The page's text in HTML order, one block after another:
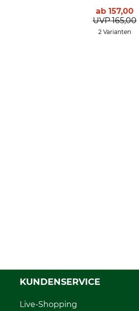
ab 157,00
UVP 165,00
2 Varianten
KUNDENSERVICE
Live-Shopping